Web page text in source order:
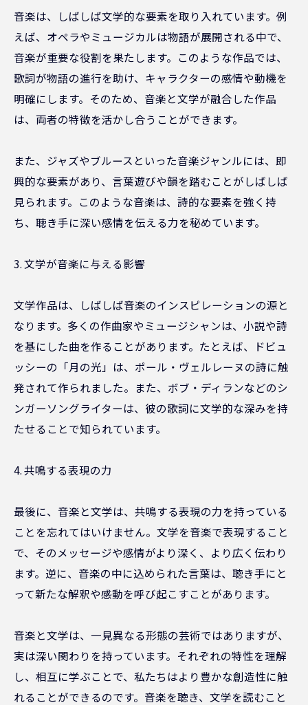
音楽は、しばしば文学的な要素を取り入れています。例
えば、オペラやミュージカルは物語が展開される中で、
音楽が重要な役割を果たします。このような作品では、
歌詞が物語の進行を助け、キャラクターの感情や動機を
明確にします。そのため、音楽と文学が融合した作品
は、両者の特徴を活かし合うことができます。
また、ジャズやブルースといった音楽ジャンルには、即
興的な要素があり、言葉遊びや韻を踏むことがしばしば
見られます。このような音楽は、詩的な要素を強く持
ち、聴き手に深い感情を伝える力を秘めています。
3. 文学が音楽に与える影響
文学作品は、しばしば音楽のインスピレーションの源と
なります。多くの作曲家やミュージシャンは、小説や詩
を基にした曲を作ることがあります。たとえば、ドビュ
ッシーの「月の光」は、ポール・ヴェルレーヌの詩に触
発されて作られました。また、ボブ・ディランなどのシ
ンガーソングライターは、彼の歌詞に文学的な深みを持
たせることで知られています。
4. 共鳴する表現の力
最後に、音楽と文学は、共鳴する表現の力を持っている
ことを忘れてはいけません。文学を音楽で表現すること
で、そのメッセージや感情がより深く、より広く伝わり
ます。逆に、音楽の中に込められた言葉は、聴き手にと
って新たな解釈や感動を呼び起こすことがあります。
音楽と文学は、一見異なる形態の芸術ではありますが、
実は深い関わりを持っています。それぞれの特性を理解
し、相互に学ぶことで、私たちはより豊かな創造性に触
れることができるのです。音楽を聴き、文学を読むこと